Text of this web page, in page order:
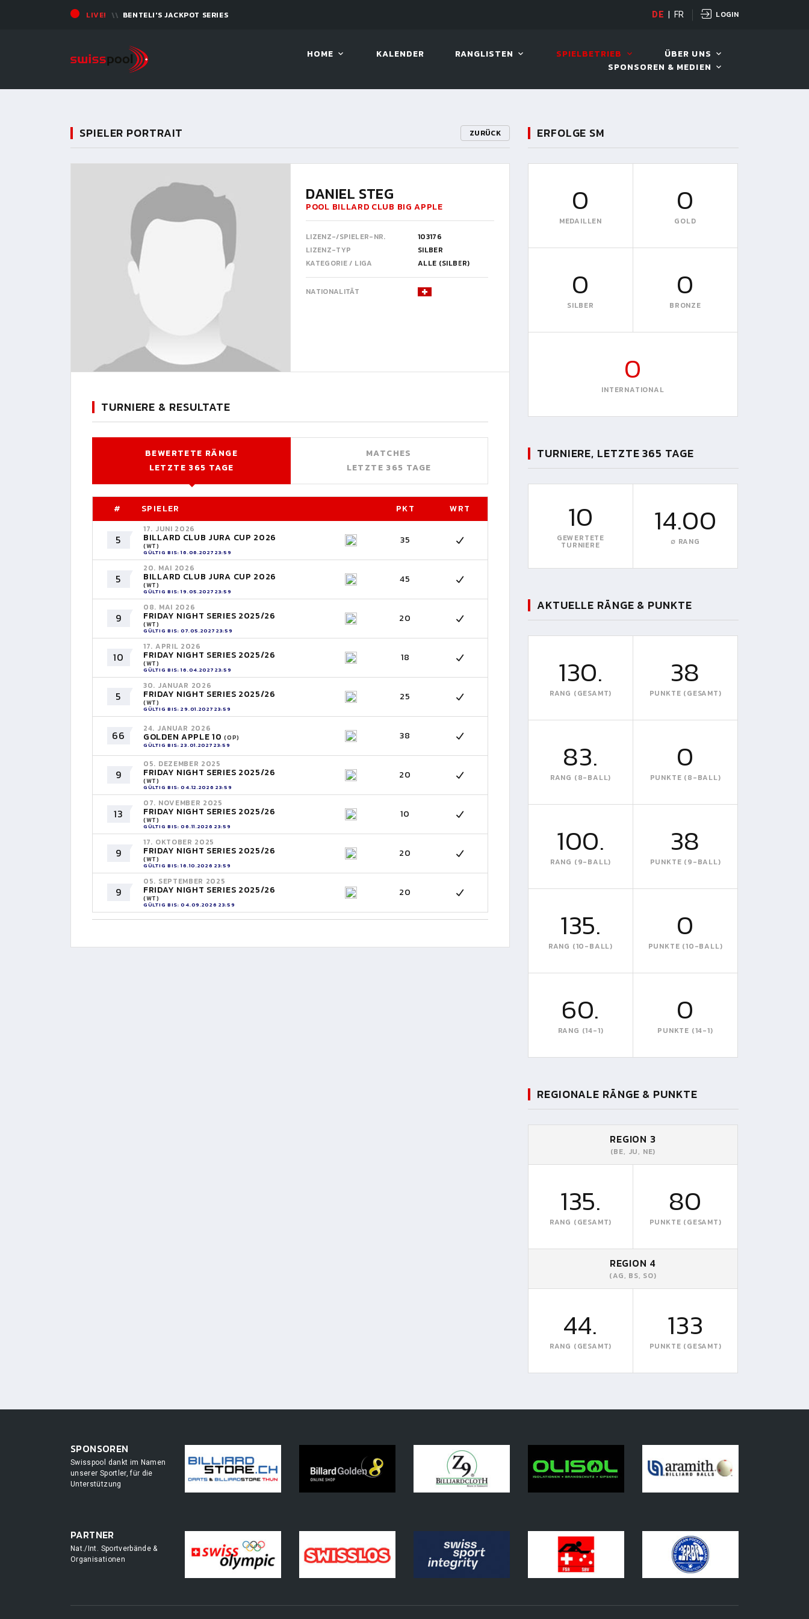
LIVE! BENTELI'S JACKPOT SERIES LIVE! BENTELI'S JACKPOT
DE FR LOGIN
HOME KALENDER RANGLISTEN SPIELBETRIEB
ÜBER UNS
SPONSOREN & MEDIEN
SPIELER PORTRAIT ZURÜCK
DANIEL STEG
POOL BILLARD CLUB BIG APPLE
LIZENZ-/SPIELER-NR.
103176
LIZENZ-TYP
SILBER
KATEGORIE / LIGA
ALLE (SILBER)
NATIONALITÄT
TURNIERE & RESULTATE
BEWERTETE RÄNGE
LETZTE 365 TAGE
MATCHES
LETZTE 365 TAGE
# SPIELER PKT WRT
5
17. JUNI 2026
BILLARD CLUB JURA CUP 2026
(WT)
GÜLTIG BIS: 16.06.2027 23:59
35
5
20. MAI 2026
BILLARD CLUB JURA CUP 2026
(WT)
GÜLTIG BIS: 19.05.2027 23:59
45
9
08. MAI 2026
FRIDAY NIGHT SERIES 2025/26
(WT)
GÜLTIG BIS: 07.05.2027 23:59
20
10
17. APRIL 2026
FRIDAY NIGHT SERIES 2025/26
(WT)
GÜLTIG BIS: 16.04.2027 23:59
18
5
30. JANUAR 2026
FRIDAY NIGHT SERIES 2025/26
(WT)
GÜLTIG BIS: 29.01.2027 23:59
25
66
24. JANUAR 2026
GOLDEN APPLE 10(OP)
GÜLTIG BIS: 23.01.2027 23:59
38
9
05. DEZEMBER 2025
FRIDAY NIGHT SERIES 2025/26
(WT)
GÜLTIG BIS: 04.12.2026 23:59
20
13
07. NOVEMBER 2025
FRIDAY NIGHT SERIES 2025/26
(WT)
GÜLTIG BIS: 06.11.2026 23:59
10
9
17. OKTOBER 2025
FRIDAY NIGHT SERIES 2025/26
(WT)
GÜLTIG BIS: 16.10.2026 23:59
20
9
05. SEPTEMBER 2025
FRIDAY NIGHT SERIES 2025/26
(WT)
GÜLTIG BIS: 04.09.2026 23:59
20
ERFOLGE SM
0
MEDAILLEN
0
GOLD
0
SILBER
0
BRONZE
0
INTERNATIONAL
TURNIERE, LETZTE 365 TAGE
10
GEWERTETE
TURNIERE
14.00
∅ RANG
AKTUELLE RÄNGE & PUNKTE
130.
RANG (GESAMT)
38
PUNKTE (GESAMT)
83.
RANG (8-BALL)
0
PUNKTE (8-BALL)
100.
RANG (9-BALL)
38
PUNKTE (9-BALL)
135.
RANG (10-BALL)
0
PUNKTE (10-BALL)
60.
RANG (14-1)
0
PUNKTE (14-1)
REGIONALE RÄNGE & PUNKTE
REGION 3
(BE, JU, NE)
135.
RANG (GESAMT)
80
PUNKTE (GESAMT)
REGION 4
(AG, BS, SO)
44.
RANG (GESAMT)
133
PUNKTE (GESAMT)
SPONSOREN
Swisspool dankt im Namen
unserer Sportler, für die
Unterstützung
PARTNER
Nat./Int. Sportverbände &
Organisationen